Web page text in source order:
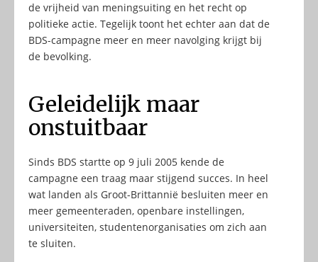
de vrijheid van meningsuiting en het recht op
politieke actie. Tegelijk toont het echter aan dat de
BDS-campagne meer en meer navolging krijgt bij
de bevolking.
Geleidelijk maar
onstuitbaar
Sinds BDS startte op 9 juli 2005 kende de
campagne een traag maar stijgend succes. In heel
wat landen als Groot-Brittannië besluiten meer en
meer gemeenteraden, openbare instellingen,
universiteiten, studentenorganisaties om zich aan
te sluiten.